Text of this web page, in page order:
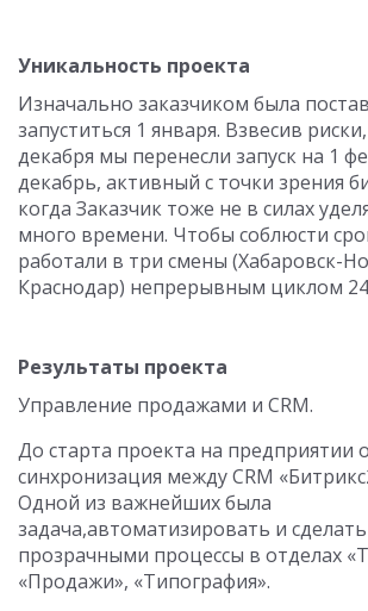
Уникальность проекта
Изначально заказчиком была
запуститься 1 января. Взвесив
декабря мы перенесли запуск на 1
декабрь, активный с точки зрения
когда Заказчик тоже не в силах
много времени. Чтобы соблюсти
работали в три смены (Хабаровск-
Краснодар) непрерывным циклом 24
Результаты проекта
Управление продажами и CRM.
До старта проекта на предприятии
синхронизация между CRM
Одной из важнейших была
задача,автоматизировать и
прозрачными процессы в отделах
«Продажи», «Типография».